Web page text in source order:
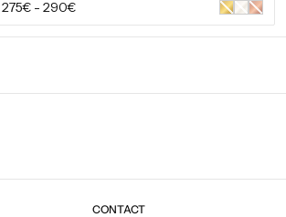
Prix
régulier
275€ - 290€
Or Or Or
CONTACT